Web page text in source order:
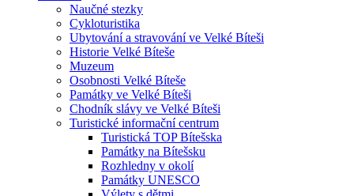
Naučné stezky
Cykloturistika
Ubytování a stravování ve Velké Bíteši
Historie Velké Bíteše
Muzeum
Osobnosti Velké Bíteše
Památky ve Velké Bíteši
Chodník slávy ve Velké Bíteši
Turistické informační centrum
Turistická TOP Bítešska
Památky na Bítešsku
Rozhledny v okolí
Památky UNESCO